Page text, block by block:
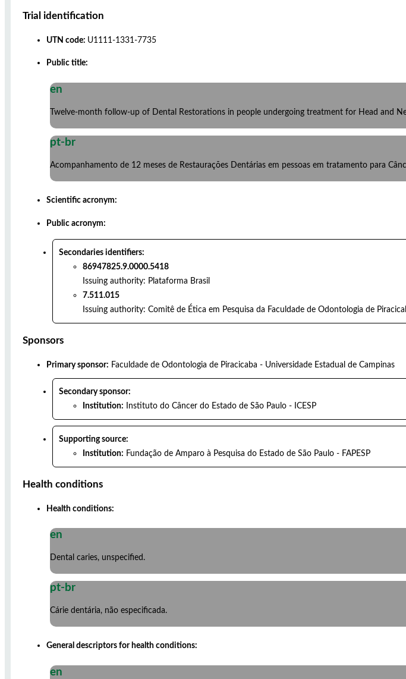
Trial identification
UTN code: U1111-1331-7735
Public title:
en
Twelve-month follow-up of Dental Restorations in people undergoing treatment for Head and
pt-br
Acompanhamento de 12 meses de Restaurações Dentárias em pessoas em tratamento para
Scientific acronym:
Public acronym:
Secondaries identifiers:
86947825.9.0000.5418
Issuing authority: Plataforma Brasil
7.511.015
Issuing authority: Comitê de Ética em Pesquisa da Faculdade de Odontologia de
Sponsors
Primary sponsor: Faculdade de Odontologia de Piracicaba - Universidade Estadual de Campinas
Secondary sponsor:
Institution:
Instituto do Câncer do Estado de São Paulo - ICESP
Supporting source:
Institution: Fundação de Amparo à Pesquisa do Estado de São Paulo - FAPESP
Health conditions
Health conditions:
en
Dental caries, unspecified.
pt-br
Cárie dentária, não especificada.
General descriptors for health conditions:
en